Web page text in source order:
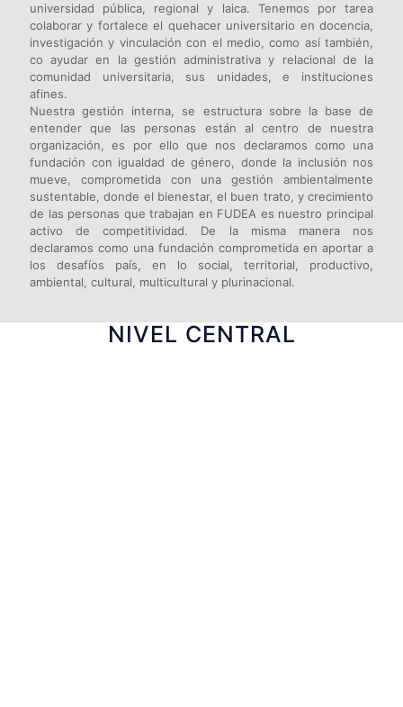
universidad pública, regional y laica. Tenemos por tarea
colaborar y fortalece el quehacer universitario en docencia,
investigación y vinculación con el medio, como así también,
co ayudar en la gestión administrativa y relacional de la
comunidad universitaria, sus unidades, e instituciones
afines.
Nuestra gestión interna, se estructura sobre la base de
entender que las personas están al centro de nuestra
organización, es por ello que nos declaramos como una
fundación con igualdad de género, donde la inclusión nos
mueve, comprometida con una gestión ambientalmente
sustentable, donde el bienestar, el buen trato, y crecimiento
de las personas que trabajan en FUDEA es nuestro principal
activo de competitividad. De la misma manera nos
declaramos como una fundación comprometida en aportar a
los desafíos país, en lo social, territorial, productivo,
ambiental, cultural, multicultural y plurinacional.
NIVEL CENTRAL